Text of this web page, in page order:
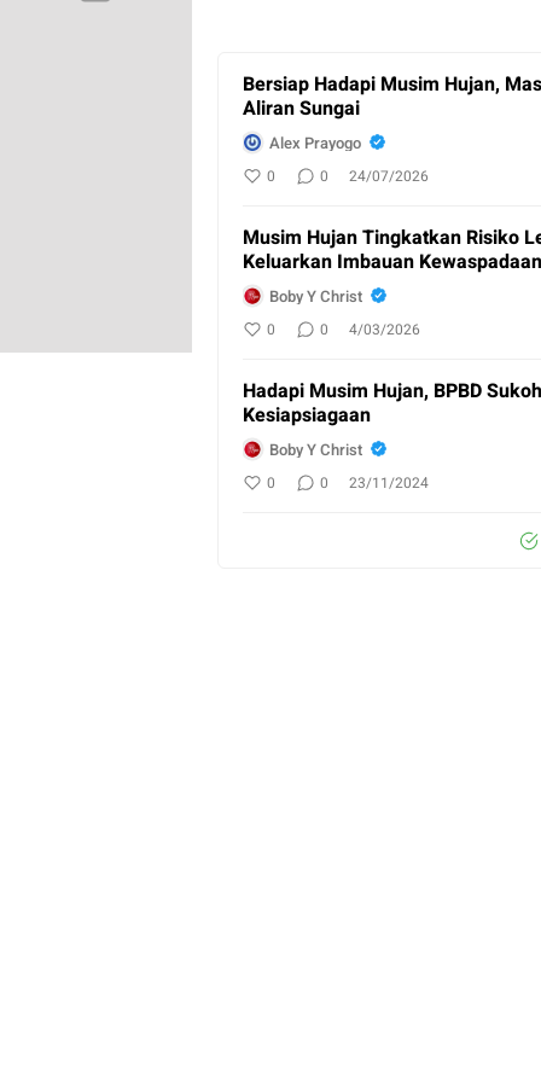
Bersiap Hadapi Musim Hujan,
Aliran Sungai
Alex Prayogo
0 0 24/07/2026
Musim Hujan Tingkatkan Risiko
Keluarkan Imbauan Kewaspadaan
Boby Y Christ
0 0 4/03/2026
Hadapi Musim Hujan, BPBD
Kesiapsiagaan
Boby Y Christ
0 0 23/11/2024